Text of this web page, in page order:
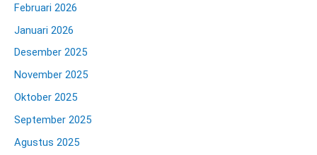
Februari 2026
Januari 2026
Desember 2025
November 2025
Oktober 2025
September 2025
Agustus 2025